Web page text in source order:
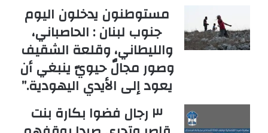
مستوطنون يدخلون اليوم
جنوب لبنان : الحاصباني،
والليطاني، وقلعة الشقيف
وصور مجالٌ حيويّ ينبغي أن
يعود إلى الأيدي اليهودية.”
٣ رجال فضوا بكارة بنت